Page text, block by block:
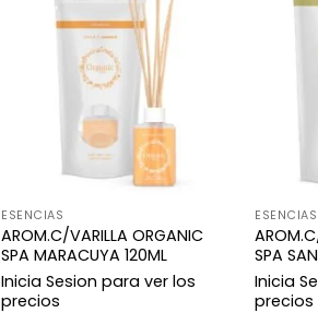
ESENCIAS
AROM.C/VARILLA ORGANIC
SPA MARACUYA 120ML
Inicia Sesion para ver los
precios
ESENCIAS
SPA
Inicia
precios